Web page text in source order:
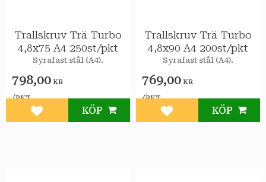
Trallskruv Trä Turbo
4,8x75 A4 250st/pkt
Syrafast stål (A4).
798,00 KR
/PKT
Lägg till i favoriter
KÖP
Trallskruv Trä Turbo
4,8x90 A4 200st/pkt
Syrafast stål (A4).
769,00 KR
/PKT
Lägg till i favoriter
KÖP